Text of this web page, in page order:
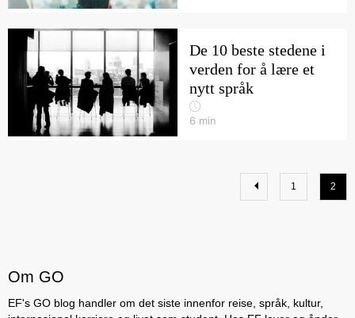
De 10 beste stedene i
verden for å lære et
nytt språk
6 min
1 2
Om GO
EF's GO blog handler om det siste innenfor reise, språk, kultur,